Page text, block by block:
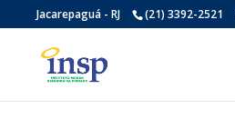
Jacarepaguá - RJ (21) 3392-2521